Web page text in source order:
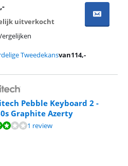
,-
uitverkocht
Tweedekansvan114,-
Pebble Keyboard 2 -
Graphite Azerty
op 1 review.
1 review